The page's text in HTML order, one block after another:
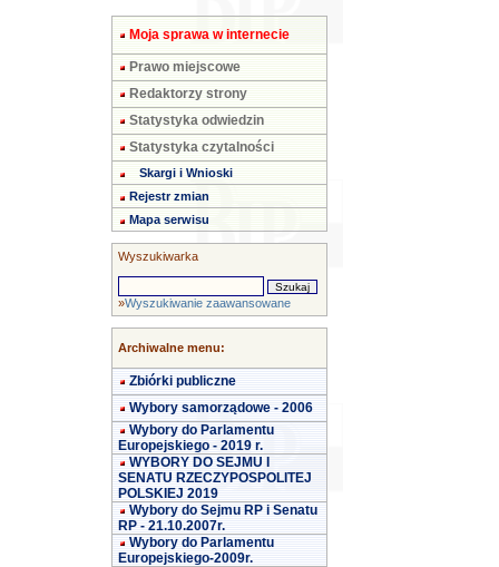
Moja sprawa w internecie
Prawo miejscowe
Redaktorzy strony
Statystyka odwiedzin
Statystyka czytalności
Skargi i Wnioski
Rejestr zmian
Mapa serwisu
Wyszukiwarka
»Wyszukiwanie zaawansowane
Archiwalne menu:
Zbiórki publiczne
Wybory samorządowe - 2006
Wybory do Parlamentu
Europejskiego - 2019 r.
WYBORY DO SEJMU I
SENATU RZECZYPOSPOLITEJ
POLSKIEJ 2019
Wybory do Sejmu RP i Senatu
RP - 21.10.2007r.
Wybory do Parlamentu
Europejskiego-2009r.